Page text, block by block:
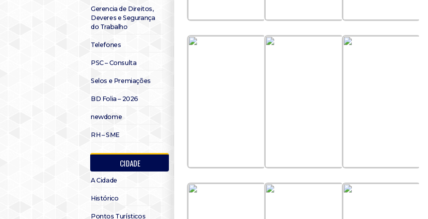
Gerencia de Direitos,
Deveres e Segurança
do Trabalho
Telefones
PSC – Consulta
Selos e Premiações
BD Folia – 2026
newdome
RH – SME
CIDADE
A Cidade
Histórico
Pontos Turísticos